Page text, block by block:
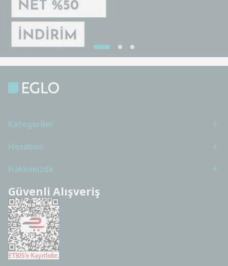
Kategoriler
Hesabım
Hakkımızda
Güvenli Alışveriş